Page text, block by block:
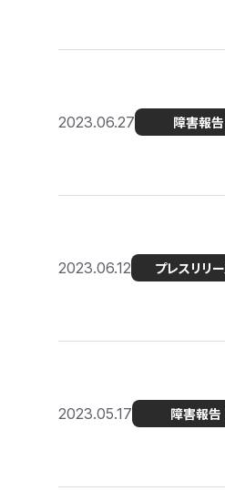
2023.06.27 障害報告
2023.06.12 プレスリリ
2023.05.17 障害報告